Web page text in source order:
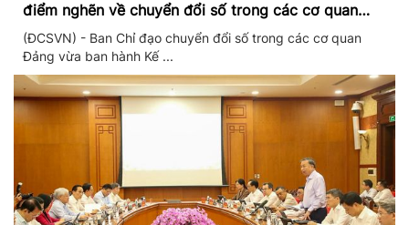
điểm nghẽn về chuyển đổi số trong các cơ quan
Đảng
(ĐCSVN) - Ban Chỉ đạo chuyển đổi số trong các cơ quan
Đảng vừa ban hành Kế ...